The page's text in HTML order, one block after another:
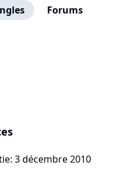
Forums
3 décembre 2010